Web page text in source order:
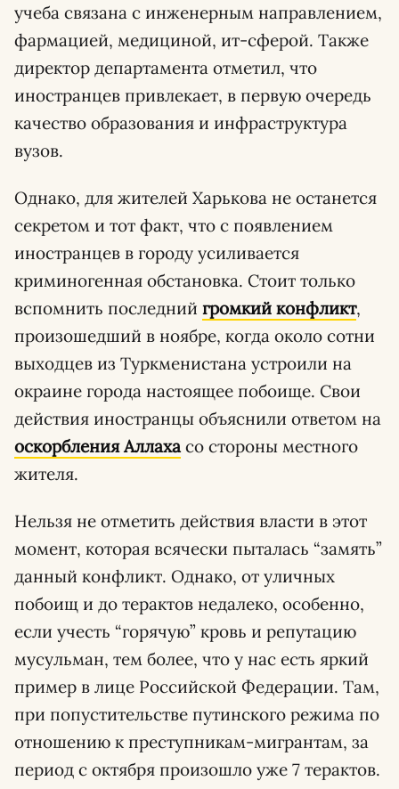
учеба связана с инженерным направлением,
фармацией, медициной, ит-сферой. Также
директор департамента отметил, что
иностранцев привлекает, в первую очередь
качество образования и инфраструктура
вузов.
Однако, для жителей Харькова не останется
секретом и тот факт, что с появлением
иностранцев в городу усиливается
криминогенная обстановка. Стоит только
вспомнить последний громкий конфликт,
произошедший в ноябре, когда около сотни
выходцев из Туркменистана устроили на
окраине города настоящее побоище. Свои
действия иностранцы объяснили ответом на
оскорбления Аллахасо стороны местного
жителя.
Нельзя не отметить действия власти в этот
момент, которая всячески пыталась “замять”
данный конфликт. Однако, от уличных
побоищ и до терактов недалеко, особенно,
если учесть “горячую” кровь и репутацию
мусульман, тем более, что у нас есть яркий
пример в лице Российской Федерации. Там,
при попустительстве путинского режима по
отношению к преступникам-мигрантам, за
период с октября произошло уже 7 терактов.